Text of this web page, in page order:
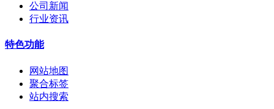
公司新闻
行业资讯
特色功能
网站地图
聚合标签
站内搜索